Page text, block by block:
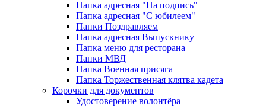
Папка адресная "На подпись"
Папка адресная "C юбилеем"
Папки Поздравляем
Папка адресная Выпускнику
Папка меню для ресторана
Папки МВД
Папка Военная присяга
Папка Торжественная клятва кадета
Корочки для документов
Удостоверение волонтёра